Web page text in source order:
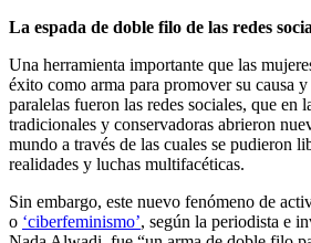
La espada de doble filo de las redes
Una herramienta importante que las
éxito como arma para promover su causa
paralelas fueron las redes sociales, que en
tradicionales y conservadoras abrieron
mundo a través de las cuales se pudieron
realidades y luchas multifacéticas.
Sin embargo, este nuevo fenómeno de
o ‘ciberfeminismo’, según la periodista e